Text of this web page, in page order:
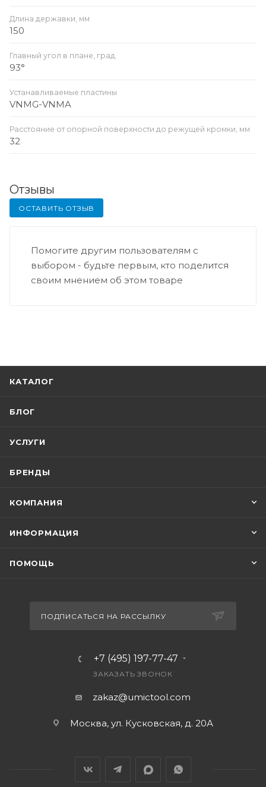
Длина державки, мм
150
Главный угол в плане, град.
93°
Устанавливаемые пластины
VNMG-VNMA
Расстояние от опорной поверхности до режущей кромки, мм
32
Отзывы
ОСТАВИТЬ ОТЗЫВ
Помогите другим пользователям с
выбором - будьте первым, кто поделится
своим мнением об этом товаре
КАТАЛОГ
БЛОГ
УСЛУГИ
БРЕНДЫ
КОМПАНИЯ
ИНФОРМАЦИЯ
ПОМОЩЬ
ПОДПИСАТЬСЯ НА РАССЫЛКУ
+7 (495) 197-77-47
ЗАКАЗАТЬ ЗВОНОК
zakaz@umictool.com
Москва, ул. Кусковская, д. 20А